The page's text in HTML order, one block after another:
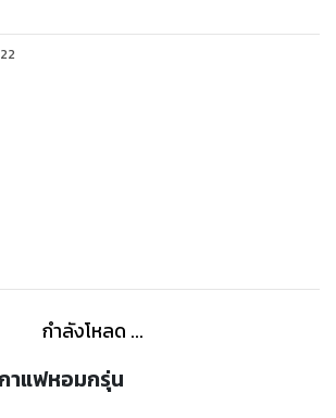
ไปหาพี่ไม่ได้หรอก”
ออกคืนนี้เลย”
งน้ำเห็นคนที่ยืนรอเธออยู่หน้าห้องน้ำ ดูจาก
สิ่งที่เธอคุย
ด้ยิน” ไปรญาเงยหน้าบอกเขาน้ำตารื้นเหมือน
”
กำลังโหลด ...
าแฟหอมกรุ่น